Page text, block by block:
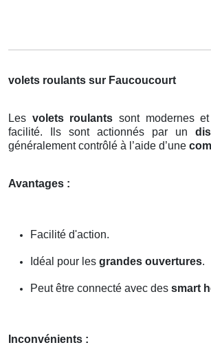
volets roulants sur Faucoucourt
Les volets roulants sont modernes
facilité. Ils sont actionnés par un
généralement contrôlé à l’aide d’une
Avantages :
Facilité d'action.
Idéal pour les grandes ouvertures.
Peut être connecté avec des smart
Inconvénients :